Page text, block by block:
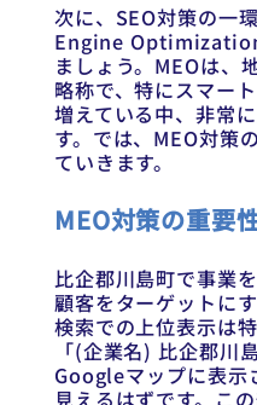
次に、SEO対策の一
Engine
ましょう。MEOは、
略称で、特にスマー
増えている中、非常
す。では、MEO対策
ていきます。
MEO対策の重要
比企郡川島町で事業
顧客をターゲットに
検索での上位表示は
「(企業名) 比企郡川
Googleマップに表示
見えるはずです。こ